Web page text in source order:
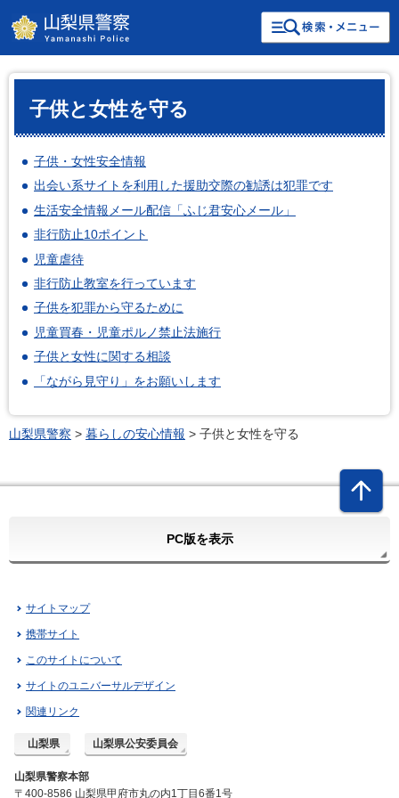
山梨県警察 検索・共通メニュー
子供と女性を守る
子供・女性安全情報
出会い系サイトを利用した援助交際の勧誘は犯罪です
生活安全情報メール配信「ふじ君安心メール」
非行防止10ポイント
児童虐待
非行防止教室を行っています
子供を犯罪から守るために
児童買春・児童ポルノ禁止法施行
子供と女性に関する相談
「ながら見守り」をお願いします
山梨県警察 > 暮らしの安心情報 > 子供と女性を守る
PC版を表示
サイトマップ
携帯サイト
このサイトについて
サイトのユニバーサルデザイン
関連リンク
山梨県 山梨県公安委員会
山梨県警察本部
〒400-8586 山梨県甲府市丸の内1丁目6番1号